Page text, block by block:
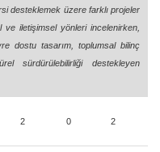
desteklemek üzere farklı projeler
ve iletişimsel yönleri incelenirken,
dostu tasarım, toplumsal bilinç
sürdürülebilirliği destekleyen
2 0 2